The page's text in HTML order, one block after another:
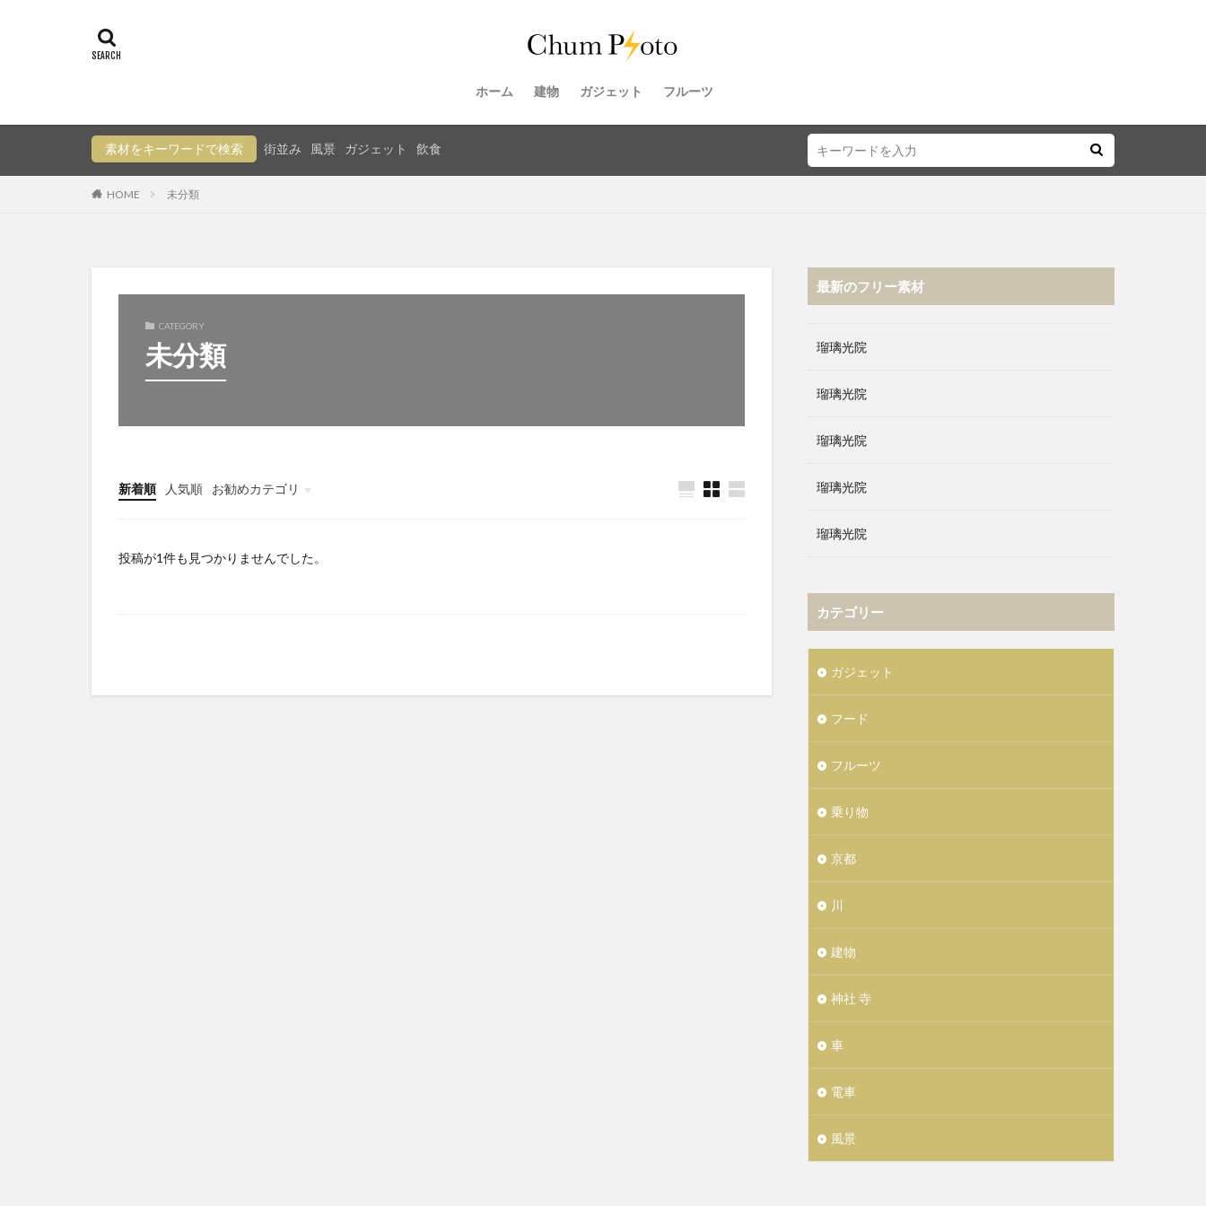
ホーム 建物 ガジェット フルーツ
素材をキーワードで検索 街並み 風景 ガジェット 飲食
HOME 未分類
CATEGORY
未分類
新着順 人気順
お勧めカテゴリ
未分類
投稿が1件も見つかりませんでした。
最新のフリー素材
瑠璃光院
瑠璃光院
瑠璃光院
瑠璃光院
瑠璃光院
カテゴリー
ガジェット
フード
フルーツ
乗り物
京都
川
建物
神社 寺
車
電車
風景